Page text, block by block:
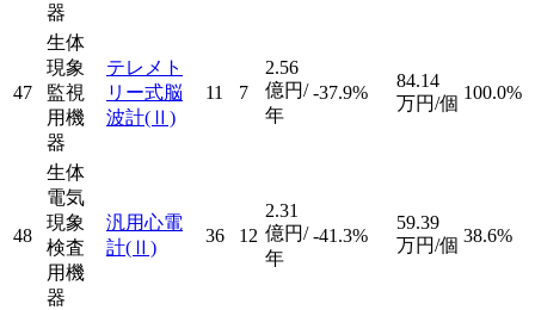
器
47
生体
現象
監視
用機
器
テレメト
リー式脳
波計(Ⅱ)
11 7
2.56
億円/
年
-37.9%
84.14
万円/個
100.0%
48
生体
電気
現象
検査
用機
器
汎用心電
計(Ⅱ)
36 12
2.31
億円/
年
-41.3%
59.39
万円/個 38.6%